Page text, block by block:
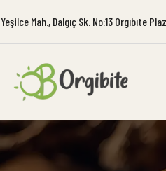
Yeşilce Mah., Dalgıç Sk. No:13 Orgıbıte